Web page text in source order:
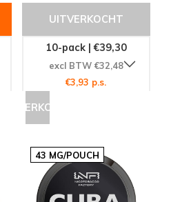
UITVERKOCHT
10-pack | €39,30
excl BTW €32,48
€3,93 p.s.
UITVERKOCHT
43 MG/POUCH